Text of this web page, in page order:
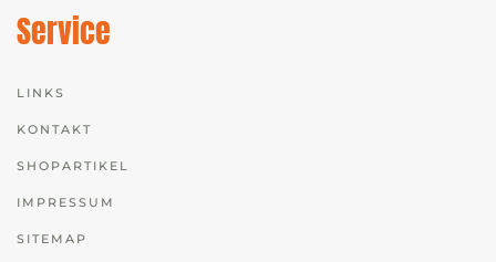
Service
LINKS
KONTAKT
SHOPARTIKEL
IMPRESSUM
SITEMAP